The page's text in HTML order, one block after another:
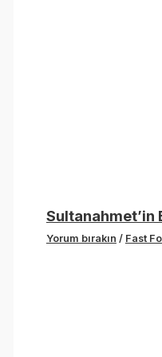
Sultanahmet’in
Yorum bırakın / Fast